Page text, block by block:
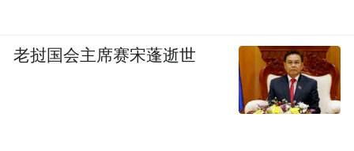
老挝国会主席赛宋蓬逝世